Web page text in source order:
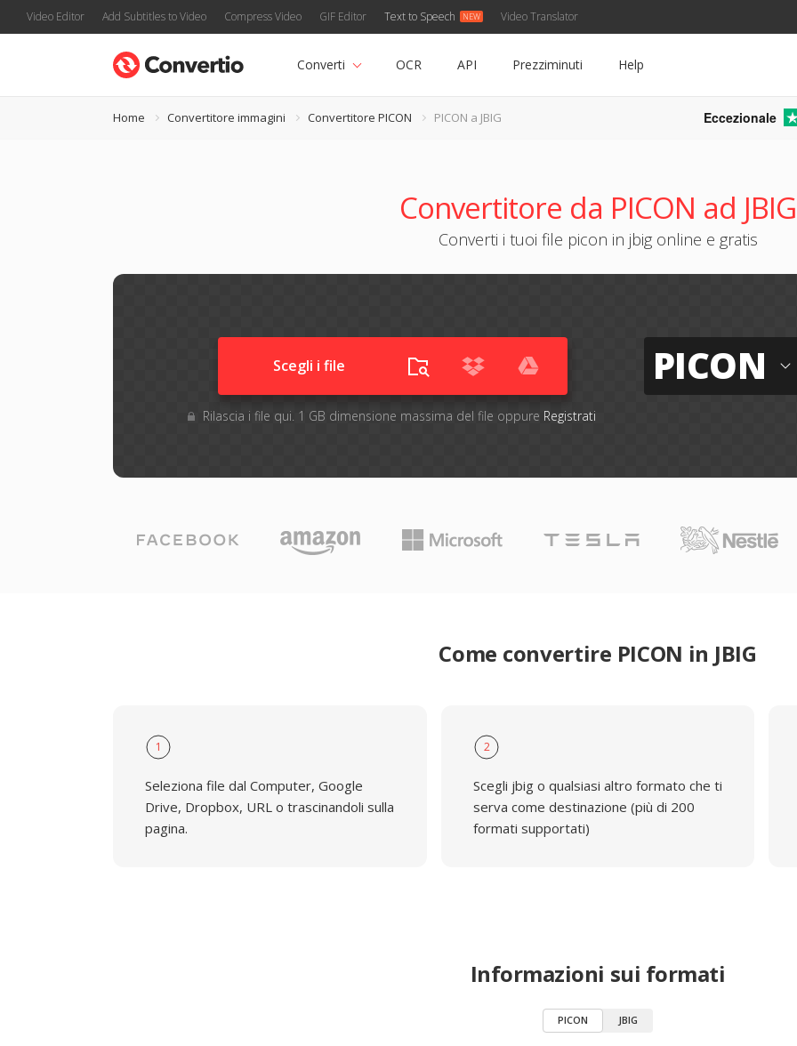
Video Editor Add Subtitles to Video Compress Video GIF Editor Text to Speech Video Translator
Converti OCR API Prezziminuti Help
Home Convertitore immagini Convertitore PICON PICON a JBIG Eccezionale
Convertitore da PICON ad JBIG
Converti i tuoi file picon in jbig online e gratis
Scegli i file
Rilascia i file qui. 1 GB dimensione massima del file oppure Registrati
PICON
Come convertire PICON in JBIG
1
Seleziona file dal Computer, Google
Drive, Dropbox, URL o trascinandoli sulla
pagina.
2
Scegli jbig o qualsiasi altro formato che ti
serva come destinazione (più di 200
formati supportati)
Informazioni sui formati
PICON JBIG